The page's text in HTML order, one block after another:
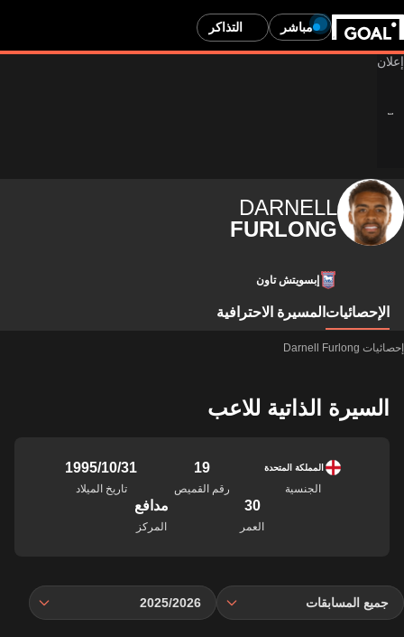
مباشر التذاكر
DARNELL
FURLONG
إبسويتش تاون
الإحصائيات المسيرة الاحترافية
إحصائيات Darnell Furlong
السيرة الذاتية للاعب
المملكة المتحدة
الجنسية
19
رقم القميص
31‏/10‏/1995
تاريخ الميلاد
30
العمر
مدافع
المركز
جميع المسابقات 2025/2026